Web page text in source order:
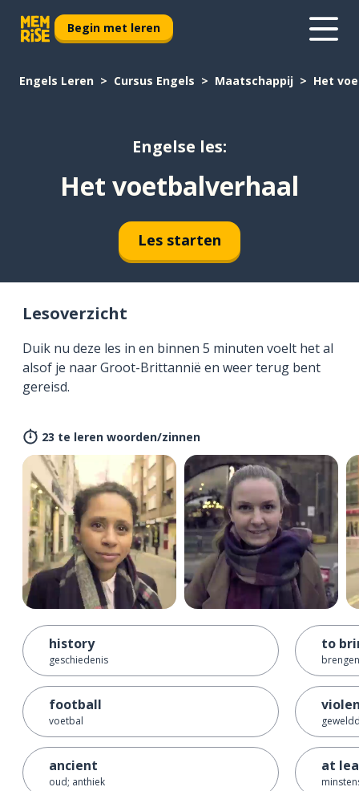
Begin met leren
Engels Leren Cursus Engels Maatschappij Het
Engelse les:
Het voetbalverhaal
Les starten
Lesoverzicht
Duik nu deze les in en binnen 5 minuten voelt het al
alsof je naar Groot-Brittannië en weer terug bent
gereisd.
23 te leren woorden/zinnen
history
geschiedenis
football
voetbal
ancient
oud; anthiek
to
at